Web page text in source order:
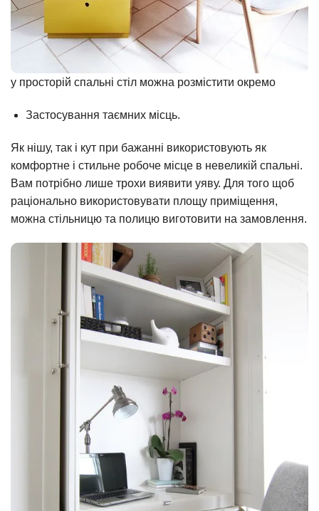
у просторій спальні стіл можна розмістити окремо
Застосування таємних місць.
Як нішу, так і кут при бажанні використовують як
комфортне і стильне робоче місце в невеликій спальні.
Вам потрібно лише трохи виявити уяву. Для того щоб
раціонально використовувати площу приміщення,
можна стільницю та полицю виготовити на замовлення.